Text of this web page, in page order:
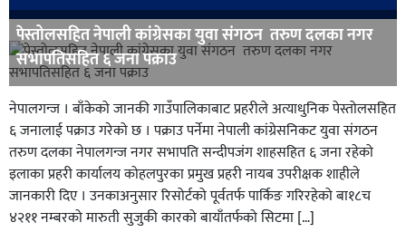
फोटो
/
भिडियो
अन्य
समाज
शिक्षा
विचार
पेस्तोलसहित नेपाली कांग्रेसका युवा संगठन तरुण दलका नगर
सभापतिसहित ६ जना पक्राउ
नेपालगन्ज । बाँकेको जानकी गाउँपालिकाबाट प्रहरीले अत्याधुनिक पेस्तोलसहित
६ जनालाई पक्राउ गरेको छ । पक्राउ पर्नेमा नेपाली कांग्रेसनिकट युवा संगठन
तरुण दलका नेपालगन्ज नगर सभापति सन्दीपजंग शाहसहित ६ जना रहेको
इलाका प्रहरी कार्यालय कोहलपुरका प्रमुख प्रहरी नायब उपरीक्षक शाहीले
जानकारी दिए । उनकाअनुसार रिसोर्टको पूर्वतर्फ पार्किङ गरिरहेको बा१८च
४२११ नम्बरको मारुती सुजुकी कारको बायाँतर्फको सिटमा […]